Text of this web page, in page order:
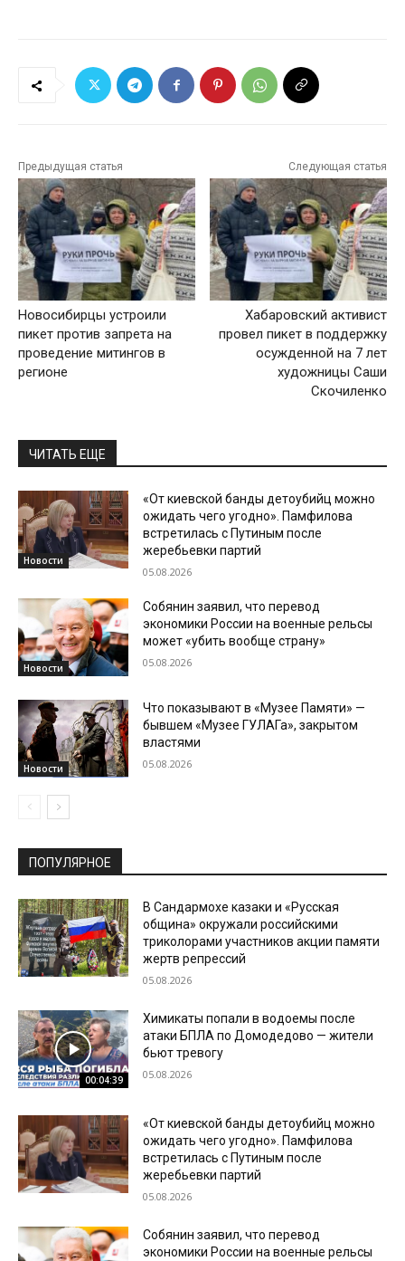
Предыдущая статья
Новосибирцы устроили
пикет против запрета на
проведение митингов в
регионе
Следующая статья
Хабаровский активист
провел пикет в поддержку
осужденной на 7 лет
художницы Саши
Скочиленко
ЧИТАТЬ ЕЩЕ
Новости
«От киевской банды детоубийц можно
ожидать чего угодно». Памфилова
встретилась с Путиным после
жеребьевки партий
05.08.2026
Новости
Собянин заявил, что перевод
экономики России на военные рельсы
может «убить вообще страну»
05.08.2026
Новости
Что показывают в «Музее Памяти» —
бывшем «Музее ГУЛАГа», закрытом
властями
05.08.2026
ПОПУЛЯРНОЕ
В Сандармохе казаки и «Русская
община» окружали российскими
триколорами участников акции памяти
жертв репрессий
05.08.2026
00:04:39
Химикаты попали в водоемы после
атаки БПЛА по Домодедово — жители
бьют тревогу
05.08.2026
«От киевской банды детоубийц можно
ожидать чего угодно». Памфилова
встретилась с Путиным после
жеребьевки партий
05.08.2026
Собянин заявил, что перевод
экономики России на военные рельсы